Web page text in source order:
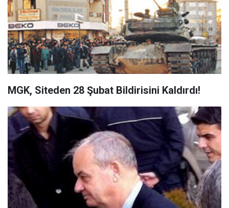
MGK, Siteden 28 Şubat Bildirisini Kaldırdı!